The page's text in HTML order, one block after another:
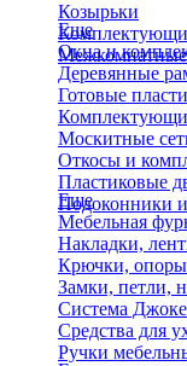
Козырьки
Еще
Окна и
Деревянные
Готовые
Москитные
Откосы и
Пластиковые
Подоконники
Еще
Мебельная
Накладки,
Крючки, опоры
Замки, петли,
Система
Средства для
Ручки